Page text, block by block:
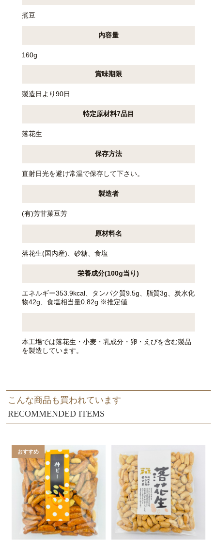
煮豆
内容量
160g
賞味期限
製造日より90日
特定原材料7品目
落花生
保存方法
直射日光を避け常温で保存して下さい。
製造者
(有)芳甘菓豆芳
原材料名
落花生(国内産)、砂糖、食塩
栄養成分(100g当り)
エネルギー353.9kcal、タンパク質9.5g、脂質3g、炭水化
物42g、食塩相当量0.82g ※推定値
本工場では落花生・小麦・乳成分・卵・えびを含む製品
を製造しています。
RECOMMENDED ITEMS
こんな商品も買われています